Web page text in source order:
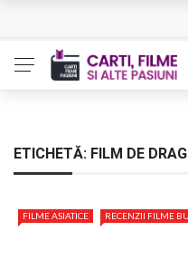
The Man Who Sold Air
Queer – Un Burroughs
Luati-ma drept un vis.
ETICHETĂ: FILM DE
FILME ASIATICE RECENZII FILME